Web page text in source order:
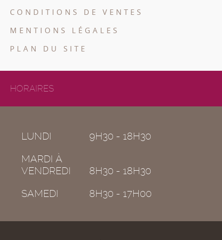
CONDITIONS DE VENTES
MENTIONS LÉGALES
PLAN DU SITE
HORAIRES
LUNDI
9H30 - 18H30
MARDI À
VENDREDI
8H30 - 18H30
SAMEDI
8H30 - 17H00